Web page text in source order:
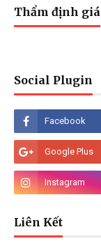
Thẩm định giá
Social Plugin
Liên Kết